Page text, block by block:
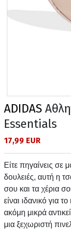
ADIDAS
Essentials
17,99 EUR
Είτε πηγαίνεις σε
δουλειές, αυτή η
σου και τα χέρια
είναι ιδανικό για
ακόμη μικρά
μια ξεχωριστή